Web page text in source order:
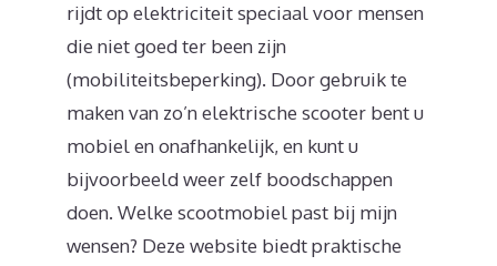
rijdt op elektriciteit speciaal voor mensen
die niet goed ter been zijn
(mobiliteitsbeperking). Door gebruik te
maken van zo’n elektrische scooter bent u
mobiel en onafhankelijk, en kunt u
bijvoorbeeld weer zelf boodschappen
doen. Welke scootmobiel past bij mijn
wensen? Deze website biedt praktische